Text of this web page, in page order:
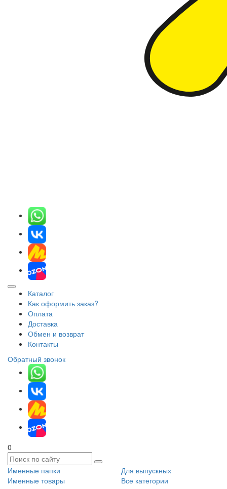
Каталог
Как оформить заказ?
Оплата
Доставка
Обмен и возврат
Контакты
Обратный звонок
0
Именные папки
Для выпускных
Именные товары
Все категории